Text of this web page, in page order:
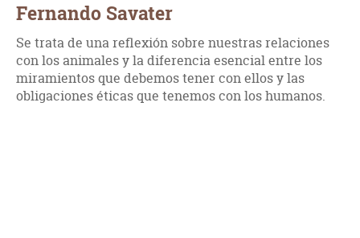
Fernando Savater
Se trata de una reflexión sobre nuestras relaciones
con los animales y la diferencia esencial entre los
miramientos que debemos tener con ellos y las
obligaciones éticas que tenemos con los humanos.